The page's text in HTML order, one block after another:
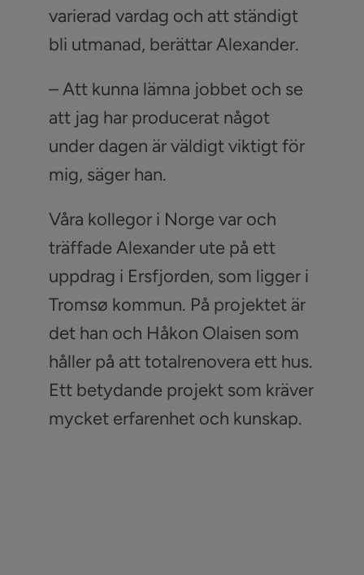
varierad vardag och att ständigt
bli utmanad, berättar Alexander.
– Att kunna lämna jobbet och se
att jag har producerat något
under dagen är väldigt viktigt för
mig, säger han.
Våra kollegor i Norge var och
träffade Alexander ute på ett
uppdrag i Ersfjorden, som ligger i
Tromsø kommun. På projektet är
det han och Håkon Olaisen som
håller på att totalrenovera ett hus.
Ett betydande projekt som kräver
mycket erfarenhet och kunskap.